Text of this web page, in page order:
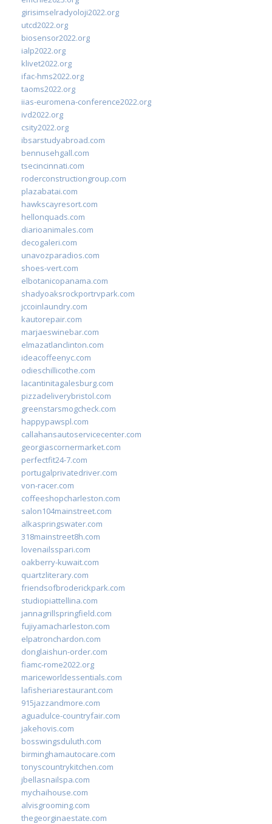
girisimselradyoloji2022.org
utcd2022.org
biosensor2022.org
ialp2022.org
klivet2022.org
ifac-hms2022.org
taoms2022.org
iias-euromena-conference2022.org
ivd2022.org
csity2022.org
ibsarstudyabroad.com
bennusehgall.com
tsecincinnati.com
roderconstructiongroup.com
plazabatai.com
hawkscayresort.com
hellonquads.com
diarioanimales.com
decogaleri.com
unavozparadios.com
shoes-vert.com
elbotanicopanama.com
shadyoaksrockportrvpark.com
jccoinlaundry.com
kautorepair.com
marjaeswinebar.com
elmazatlanclinton.com
ideacoffeenyc.com
odieschillicothe.com
lacantinitagalesburg.com
pizzadeliverybristol.com
greenstarsmogcheck.com
happypawspl.com
callahansautoservicecenter.com
georgiascornermarket.com
perfectfit24-7.com
portugalprivatedriver.com
von-racer.com
coffeeshopcharleston.com
salon104mainstreet.com
alkaspringswater.com
318mainstreet8h.com
lovenailsspari.com
oakberry-kuwait.com
quartzliterary.com
friendsofbroderickpark.com
studiopiattellina.com
jannagrillspringfield.com
fujiyamacharleston.com
elpatronchardon.com
donglaishun-order.com
fiamc-rome2022.org
mariceworldessentials.com
lafisheriarestaurant.com
915jazzandmore.com
aguadulce-countryfair.com
jakehovis.com
bosswingsduluth.com
birminghamautocare.com
tonyscountrykitchen.com
jbellasnailspa.com
mychaihouse.com
alvisgrooming.com
thegeorginaestate.com